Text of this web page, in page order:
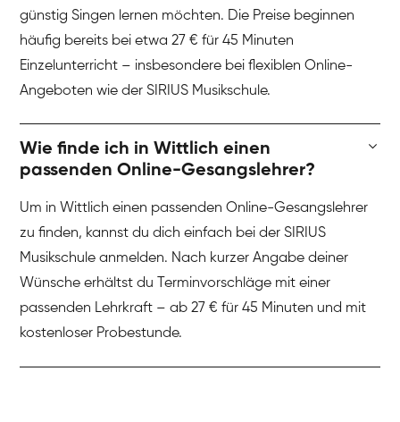
günstig Singen lernen möchten. Die Preise beginnen
häufig bereits bei etwa 27 € für 45 Minuten
Einzelunterricht – insbesondere bei flexiblen Online-
Angeboten wie der SIRIUS Musikschule.
Wie finde ich in Wittlich einen
passenden Online-Gesangslehrer?
Um in Wittlich einen passenden Online-Gesangslehrer
zu finden, kannst du dich einfach bei der SIRIUS
Musikschule anmelden. Nach kurzer Angabe deiner
Wünsche erhältst du Terminvorschläge mit einer
passenden Lehrkraft – ab 27 € für 45 Minuten und mit
kostenloser Probestunde.